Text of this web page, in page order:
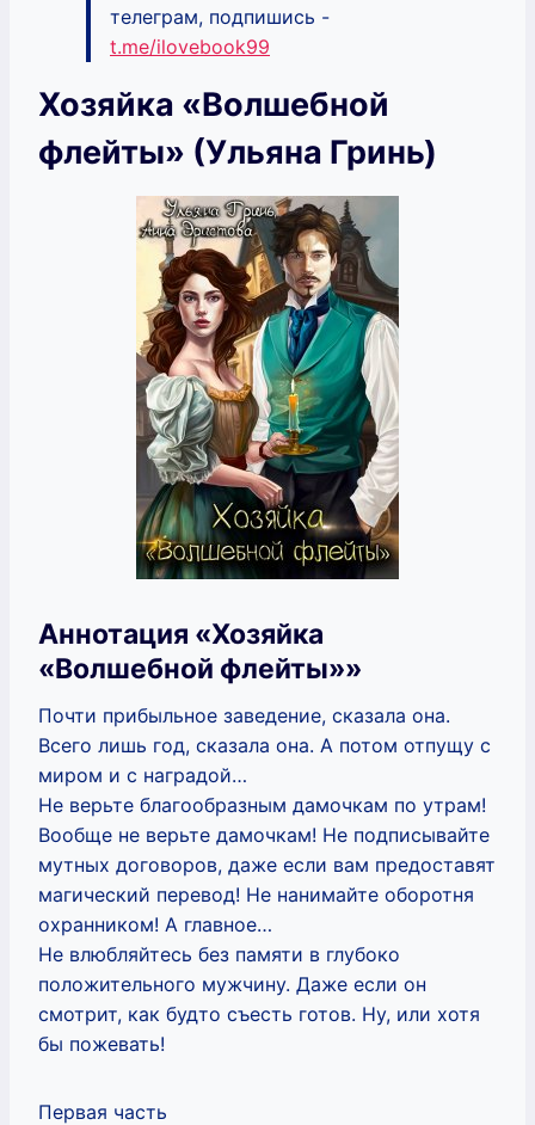
телеграм, подпишись -
t.me/ilovebook99
Хозяйка «Волшебной
флейты» (Ульяна Гринь)
Аннотация «Хозяйка
«Волшебной флейты»»
Почти прибыльное заведение, сказала она.
Всего лишь год, сказала она. А потом отпущу с
миром и с наградой…
Не верьте благообразным дамочкам по утрам!
Вообще не верьте дамочкам! Не подписывайте
мутных договоров, даже если вам предоставят
магический перевод! Не нанимайте оборотня
охранником! А главное…
Не влюбляйтесь без памяти в глубоко
положительного мужчину. Даже если он
смотрит, как будто съесть готов. Ну, или хотя
бы пожевать!
Первая часть